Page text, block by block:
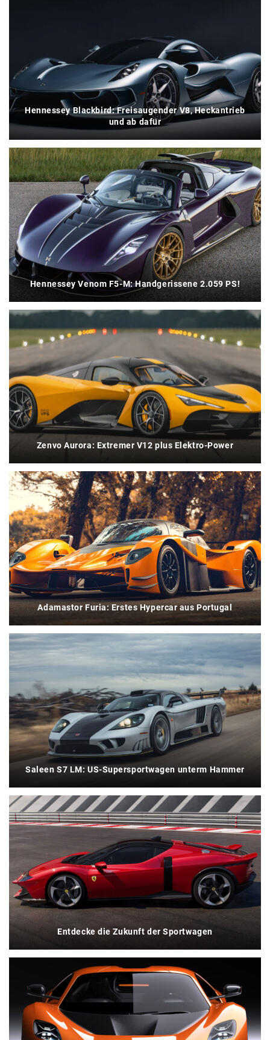
Hennessey Blackbird: Freisaugender V8, Heckantrieb
und ab dafür
Hennessey Venom F5-M: Handgerissene 2.059 PS!
Zenvo Aurora: Extremer V12 plus Elektro-Power
Adamastor Furia: Erstes Hypercar aus Portugal
Saleen S7 LM: US-Supersportwagen unterm Hammer
Entdecke die Zukunft der Sportwagen